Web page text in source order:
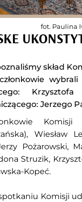
skład
Jerzego
Komisji
Wiesław
Pożarowski,
Struzik,
Kopeć.
Komisji
fot. Paulina